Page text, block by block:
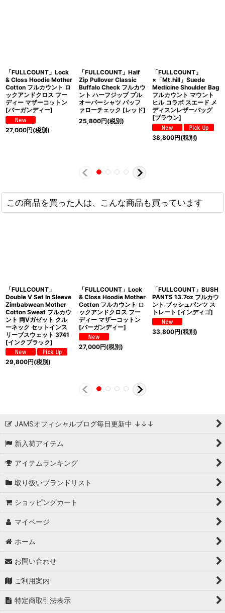
「FULLCOUNT」Lock
& Closs Hoodie Mother
Cotton フルカウント ロ
ックアンドクロス フー
ディー マザーコットン
[バーガンディー]
27,000円(税別)
「FULLCOUNT」Half
Zip Pullover Classic
Buffalo Check フルカウ
ント ハーフジップ プル
オーバーシャツ バッフ
ァローチェック [レッド]
25,800円(税別)
「FULLCOUNT」
×「Mt.hill」Suede
Medicine Shoulder Bag
フルカウント マウント
ヒル コラボ スエード メ
ディスンレザーバッグ
[ブラウン]
38,800円(税別)
この商品を買った人は、こんな商品も買っています
「FULLCOUNT」
Double V Set In Sleeve
Zimbabwean Mother
Cotton Sweat フルカウ
ント 両Vガゼット クル
ーネック セットインス
リーブスウェット 3741
[インクブラック]
29,800円(税別)
「FULLCOUNT」Lock
& Closs Hoodie Mother
Cotton フルカウント ロ
ックアンドクロス フー
ディー マザーコットン
[バーガンディー]
27,000円(税別)
「FULLCOUNT」BUSH
PANTS 13.7oz フルカウ
ント ブッシュパンツ ス
トレート [インディゴ]
33,800円(税別)
JAMSオフィシャルブログ毎日更新中 ↓↓↓
新入荷アイテム
アイテムランキング
取り扱いブランドリスト
ショッピングカート
マイページ
ホーム
お問い合わせ
ご利用案内
特定商取引法表示